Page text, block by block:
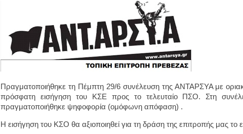
Πραγματοποιήθηκε τη Πέμπτη 29/6 συνέλευση της ΑΝΤΑΡΣΥΑ με
πρόσφατη εισήγηση του ΚΣΕ προς το τελευταίο ΠΣΟ. Στη
πραγματοποιήθηκε ψηφοφορία (ομόφωνη απόφαση) .
Η εισήγηση του ΚΣΟ θα αξιοποιηθεί για τη δράση της επιτροπής μας το